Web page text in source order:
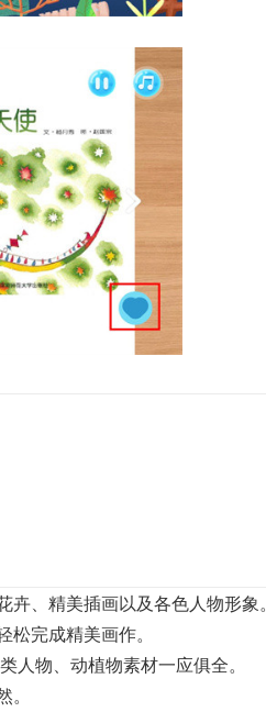
、精美插画以及各色人物形象。
完成精美画作。
物、动植物素材一应俱全。